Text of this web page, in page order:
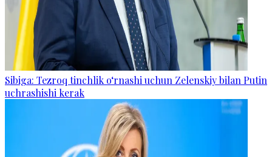
Sibiga: Tezroq tinchlik o‘rnashi uchun Zelenskiy bilan Putin
uchrashishi kerak